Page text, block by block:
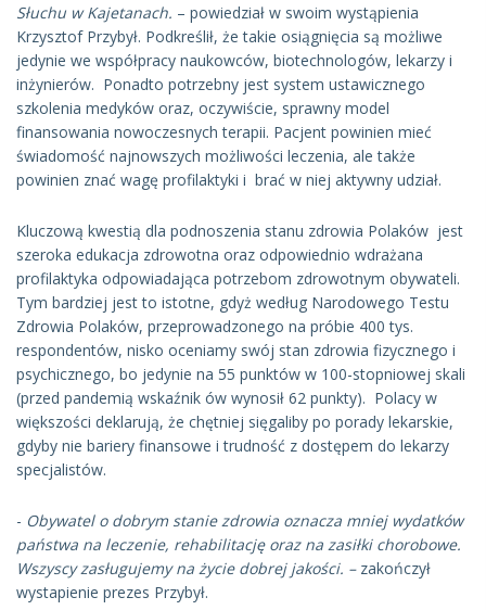
Słuchu w Kajetanach. – powiedział w swoim wystąpienia
Krzysztof Przybył. Podkreślił, że takie osiągnięcia są możliwe
jedynie we współpracy naukowców, biotechnologów, lekarzy i
inżynierów. Ponadto potrzebny jest system ustawicznego
szkolenia medyków oraz, oczywiście, sprawny model
finansowania nowoczesnych terapii. Pacjent powinien mieć
świadomość najnowszych możliwości leczenia, ale także
powinien znać wagę profilaktyki i brać w niej aktywny udział.
Kluczową kwestią dla podnoszenia stanu zdrowia Polaków jest
szeroka edukacja zdrowotna oraz odpowiednio wdrażana
profilaktyka odpowiadająca potrzebom zdrowotnym obywateli.
Tym bardziej jest to istotne, gdyż według Narodowego Testu
Zdrowia Polaków, przeprowadzonego na próbie 400 tys.
respondentów, nisko oceniamy swój stan zdrowia fizycznego i
psychicznego, bo jedynie na 55 punktów w 100-stopniowej skali
(przed pandemią wskaźnik ów wynosił 62 punkty). Polacy w
większości deklarują, że chętniej sięgaliby po porady lekarskie,
gdyby nie bariery finansowe i trudność z dostępem do lekarzy
specjalistów.
- Obywatel o dobrym stanie zdrowia oznacza mniej wydatków
państwa na leczenie, rehabilitację oraz na zasiłki chorobowe.
Wszyscy zasługujemy na życie dobrej jakości. – zakończył
wystapienie prezes Przybył.